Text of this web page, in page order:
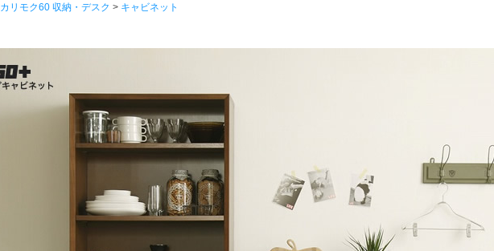
カリモク60 収納・デスク キャビネット